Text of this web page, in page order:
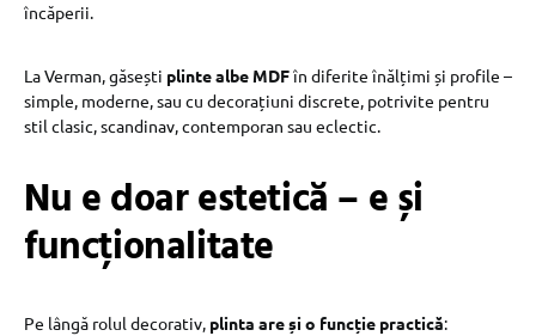
încăperii.
La Verman, găsești plinte albe MDFîn diferite înălțimi și profile –
simple, moderne, sau cu decorațiuni discrete, potrivite pentru
stil clasic, scandinav, contemporan sau eclectic.
Nu e doar estetică – e și
funcționalitate
Pe lângă rolul decorativ, plinta are și o funcție practică: